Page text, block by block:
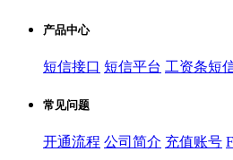
产品中心
短信接口 短信平台 工资条短
常见问题
开通流程 公司简介 充值账号